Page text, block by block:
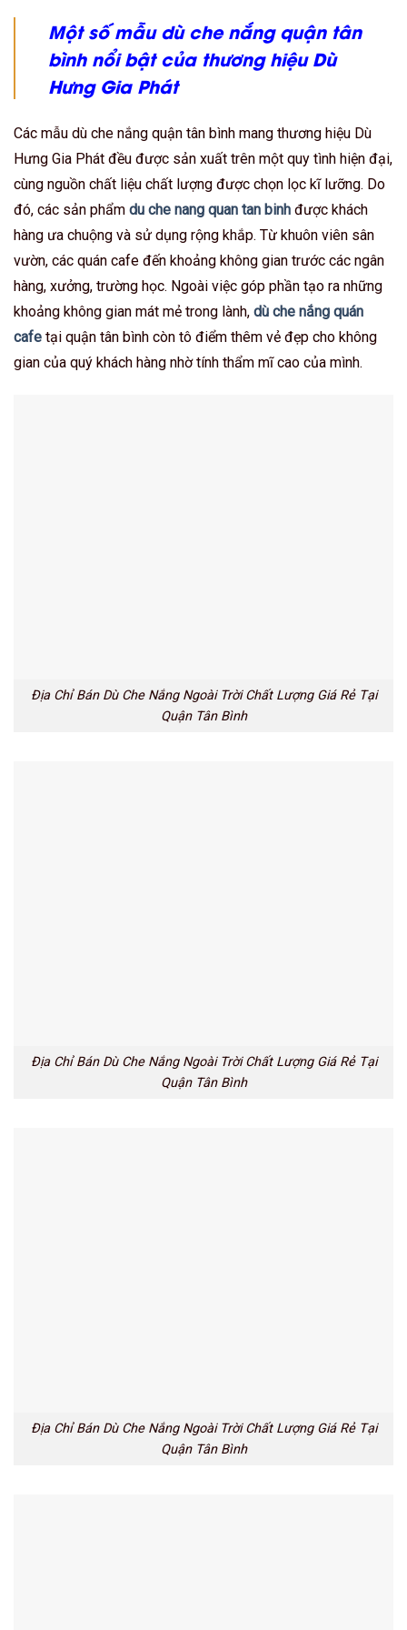
Một số mẫu dù che nắng quận tân
bình nổi bật của thương hiệu Dù
Hưng Gia Phát
Các mẫu dù che nắng quận tân bình mang thương hiệu Dù
Hưng Gia Phát đều được sản xuất trên một quy tình hiện đại,
cùng nguồn chất liệu chất lượng được chọn lọc kĩ lưỡng. Do
đó, các sản phẩm du che nang quan tan binh được khách
hàng ưa chuộng và sử dụng rộng khắp. Từ khuôn viên sân
vườn, các quán cafe đến khoảng không gian trước các ngân
hàng, xưởng, trường học. Ngoài việc góp phần tạo ra những
khoảng không gian mát mẻ trong lành, dù che nắng quán
cafe tại quận tân bình còn tô điểm thêm vẻ đẹp cho không
gian của quý khách hàng nhờ tính thẩm mĩ cao của mình.
Địa Chỉ Bán Dù Che Nắng Ngoài Trời Chất Lượng Giá Rẻ Tại
Quận Tân Bình
Địa Chỉ Bán Dù Che Nắng Ngoài Trời Chất Lượng Giá Rẻ Tại
Quận Tân Bình
Địa Chỉ Bán Dù Che Nắng Ngoài Trời Chất Lượng Giá Rẻ Tại
Quận Tân Bình